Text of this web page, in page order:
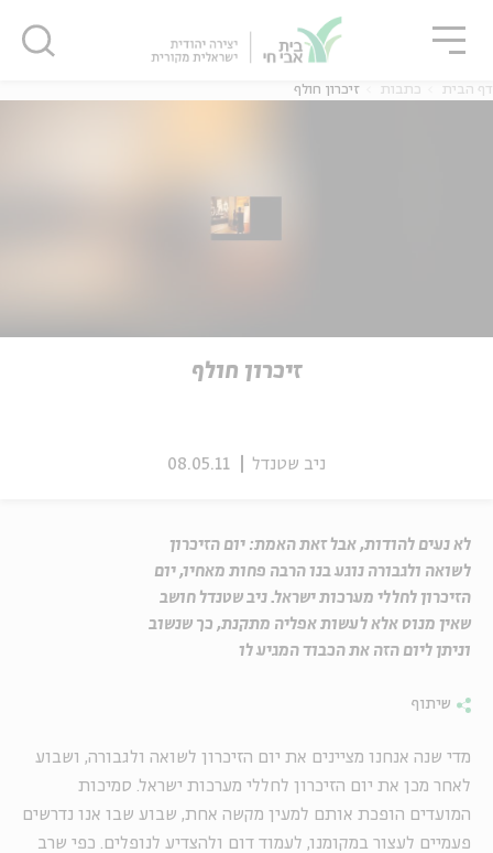
דף הבית כתבות זיכרון חולף
זיכרון חולף
ניב שטנדל 08.05.11
לא נעים להודות, אבל זאת האמת: יום הזיכרון
לשואה ולגבורה נוגע בנו הרבה פחות מאחיו, יום
הזיכרון לחללי מערכות ישראל. ניב שטנדל חושב
שאין מנוס אלא לעשות אפליה מתקנת, כך שנשוב
וניתן ליום הזה את הכבוד המגיע לו
שיתוף
מדי שנה אנחנו מציינים את יום הזיכרון לשואה ולגבורה, ושבוע
לאחר מכן את יום הזיכרון לחללי מערכות ישראל. סמיכות
המועדים הופכת אותם למעין מקשה אחת, שבוע שבו אנו נדרשים
פעמיים לעצור במקומנו, לעמוד דום ולהצדיע לנופלים. כפי שרב
סגור